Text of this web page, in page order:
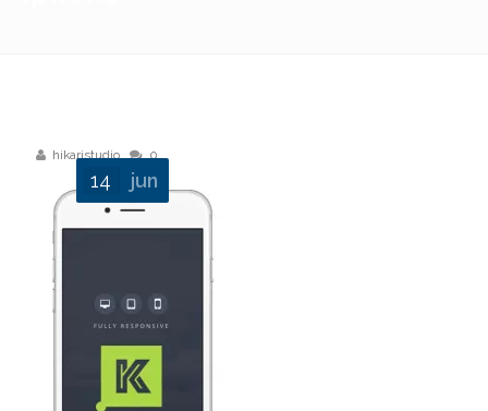
hikaristudio 0
14 jun